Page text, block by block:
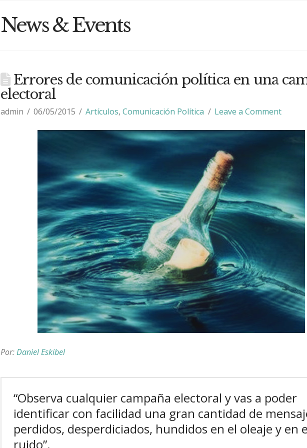
News & Events
Errores de comunicación política en una
electoral
admin 06/05/2015 Artículos,Comunicación Política Leave a Comment
Por:Daniel Eskibel
“Observa cualquier campaña electoral y vas a poder
identificar con facilidad una gran cantidad de
perdidos, desperdiciados, hundidos en el oleaje y en
ruido”.